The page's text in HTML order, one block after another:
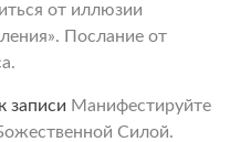
от иллюзии
Послание от
к записи Манифестируйте
Силой.